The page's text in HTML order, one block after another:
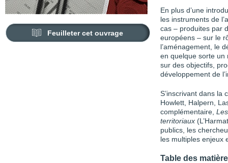
Feuilleter cet ouvrage
En plus d’une
les instruments de
cas – produites par
européens – sur le
l’aménagement, le
en quelque sorte un
sur des objec­tifs,
développement de
S’inscrivant dans la
Howlett, Halpern,
complémentaire,
territoriaux
publics, les
les multiples enjeux
Table des